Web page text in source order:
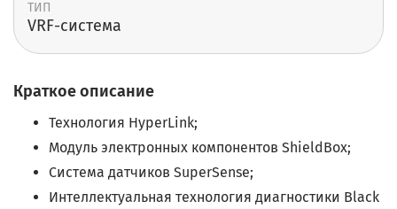
ТИП
VRF-система
Краткое описание
Технология HyperLink;
Модуль электронных компонентов ShieldBox;
Система датчиков SuperSense;
Интеллектуальная технология диагностики Black